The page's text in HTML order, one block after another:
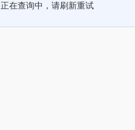
正在查询中，请刷新重试